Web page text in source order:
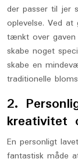
der passer til jer
oplevelse. Ved
tænkt over
skabe noget
skabe en
traditionelle
2.
kreativitet
En personligt
fantastisk måde